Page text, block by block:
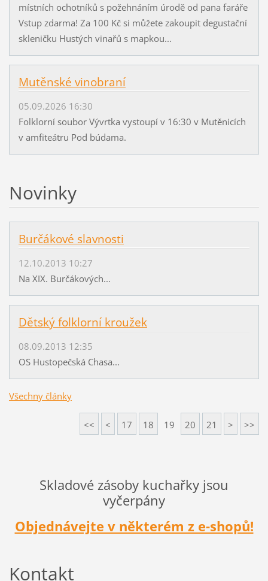
místních ochotníků s požehnáním úrodě od pana faráře
Vstup zdarma! Za 100 Kč si můžete zakoupit degustační
skleničku Hustých vinařů s mapkou...
Mutěnské vinobraní
05.09.2026 16:30
Folklorní soubor Vývrtka vystoupí v 16:30 v Mutěnicích
v amfiteátru Pod búdama.
Novinky
Burčákové slavnosti
12.10.2013 10:27
Na XIX. Burčákových...
Dětský folklorní kroužek
08.09.2013 12:35
OS Hustopečská Chasa...
Všechny články
<< < 17 18 19 20 21 > >>
Skladové zásoby kuchařky jsou
vyčerpány
Objednávejte v některém z e-shopů!
Kontakt